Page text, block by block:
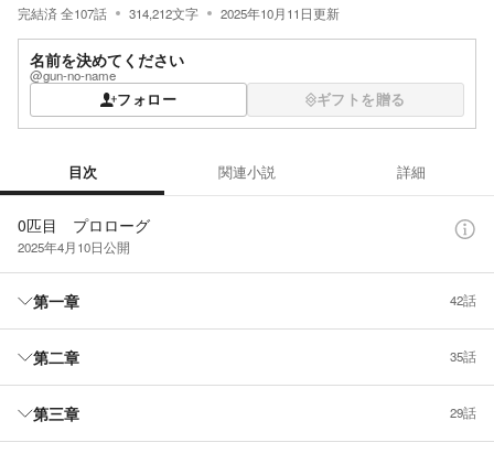
完結済全107話 314,212文字 2025年10月11日更新
名前を決めてください
@gun-no-name
フォロー ギフトを贈る
目次 関連小説 詳細
0匹目 プロローグ
2025年4月10日公開
第一章 42話
第二章 35話
第三章 29話